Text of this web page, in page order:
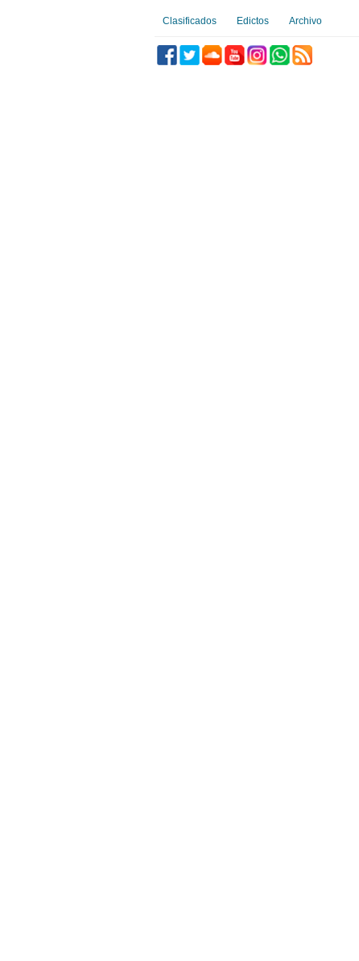
Clasificados Edictos Archivo